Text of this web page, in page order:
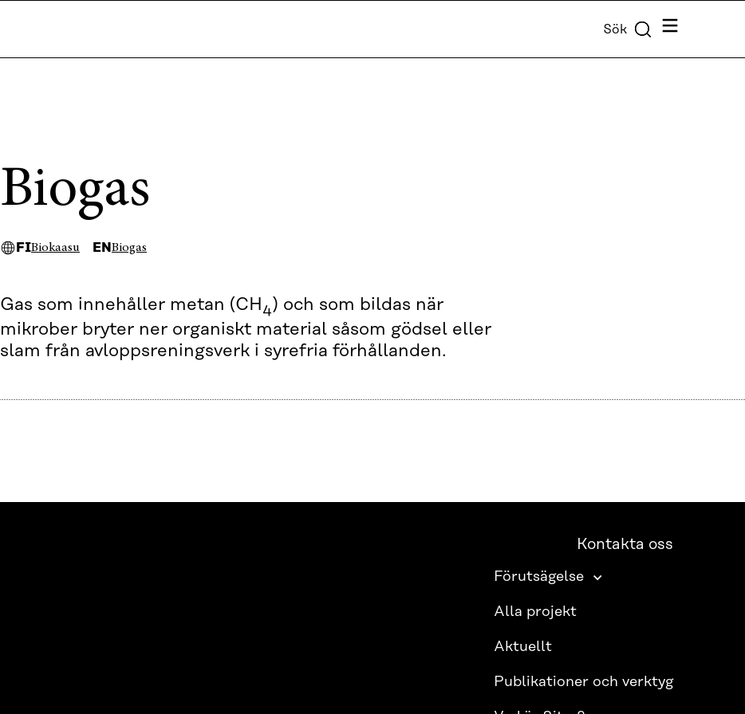
Sök Meny
Biogas
FIBiokaasu EN Biogas
Gas som innehåller metan (CH4) och som bildas när
mikrober bryter ner organiskt material såsom gödsel eller
slam från avloppsreningsverk i syrefria förhållanden.
Kontakta oss
Förutsägelse
Alla projekt
Aktuellt
Publikationer och verktyg